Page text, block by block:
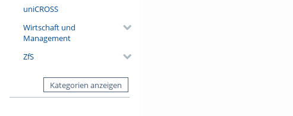
uniCROSS
Wirtschaft und
Management
ZfS
Kategorien anzeigen